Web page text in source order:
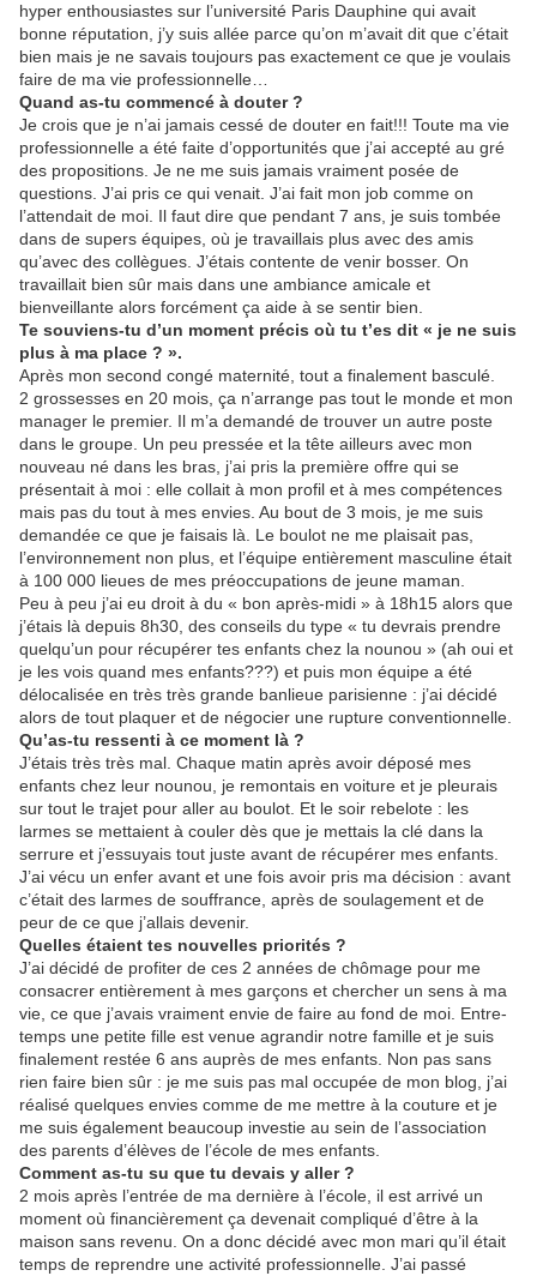
hyper enthousiastes sur l’université Paris Dauphine qui avait
bonne réputation, j’y suis allée parce qu’on m’avait dit que c’était
bien mais je ne savais toujours pas exactement ce que je voulais
faire de ma vie professionnelle…
Quand as-tu commencé à douter ?
Je crois que je n’ai jamais cessé de douter en fait!!! Toute ma vie
professionnelle a été faite d’opportunités que j’ai accepté au gré
des propositions. Je ne me suis jamais vraiment posée de
questions. J’ai pris ce qui venait. J’ai fait mon job comme on
l’attendait de moi. Il faut dire que pendant 7 ans, je suis tombée
dans de supers équipes, où je travaillais plus avec des amis
qu’avec des collègues. J’étais contente de venir bosser. On
travaillait bien sûr mais dans une ambiance amicale et
bienveillante alors forcément ça aide à se sentir bien.
Te souviens-tu d’un moment précis où tu t’es dit « je ne suis
plus à ma place ? ».
Après mon second congé maternité, tout a finalement basculé.
2 grossesses en 20 mois, ça n’arrange pas tout le monde et mon
manager le premier. Il m’a demandé de trouver un autre poste
dans le groupe. Un peu pressée et la tête ailleurs avec mon
nouveau né dans les bras, j’ai pris la première offre qui se
présentait à moi : elle collait à mon profil et à mes compétences
mais pas du tout à mes envies. Au bout de 3 mois, je me suis
demandée ce que je faisais là. Le boulot ne me plaisait pas,
l’environnement non plus, et l’équipe entièrement masculine était
à 100 000 lieues de mes préoccupations de jeune maman.
Peu à peu j’ai eu droit à du « bon après-midi » à 18h15 alors que
j’étais là depuis 8h30, des conseils du type « tu devrais prendre
quelqu’un pour récupérer tes enfants chez la nounou » (ah oui et
je les vois quand mes enfants???) et puis mon équipe a été
délocalisée en très très grande banlieue parisienne : j’ai décidé
alors de tout plaquer et de négocier une rupture conventionnelle.
Qu’as-tu ressenti à ce moment là ?
J’étais très très mal. Chaque matin après avoir déposé mes
enfants chez leur nounou, je remontais en voiture et je pleurais
sur tout le trajet pour aller au boulot. Et le soir rebelote : les
larmes se mettaient à couler dès que je mettais la clé dans la
serrure et j’essuyais tout juste avant de récupérer mes enfants.
J’ai vécu un enfer avant et une fois avoir pris ma décision : avant
c’était des larmes de souffrance, après de soulagement et de
peur de ce que j’allais devenir.
Quelles étaient tes nouvelles priorités ?
J’ai décidé de profiter de ces 2 années de chômage pour me
consacrer entièrement à mes garçons et chercher un sens à ma
vie, ce que j’avais vraiment envie de faire au fond de moi. Entre-
temps une petite fille est venue agrandir notre famille et je suis
finalement restée 6 ans auprès de mes enfants. Non pas sans
rien faire bien sûr : je me suis pas mal occupée de mon blog, j’ai
réalisé quelques envies comme de me mettre à la couture et je
me suis également beaucoup investie au sein de l’association
des parents d’élèves de l’école de mes enfants.
Comment as-tu su que tu devais y aller ?
2 mois après l’entrée de ma dernière à l’école, il est arrivé un
moment où financièrement ça devenait compliqué d’être à la
maison sans revenu. On a donc décidé avec mon mari qu’il était
temps de reprendre une activité professionnelle. J’ai passé